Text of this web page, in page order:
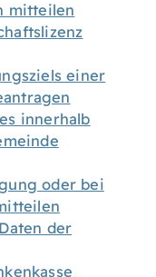
mitteilen
einer
innerhalb
oder bei
der